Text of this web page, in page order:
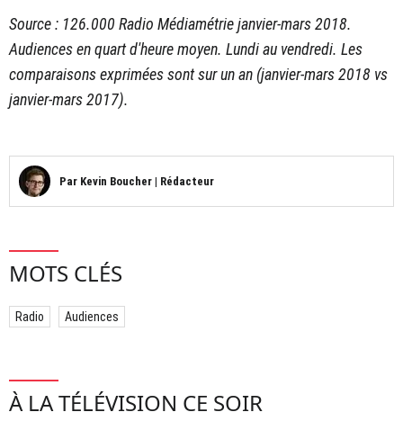
Source : 126.000 Radio Médiamétrie janvier-mars 2018.
Audiences en quart d'heure moyen. Lundi au vendredi. Les
comparaisons exprimées sont sur un an (janvier-mars 2018 vs
janvier-mars 2017).
Par Kevin Boucher | Rédacteur
MOTS CLÉS
Radio Audiences
À LA TÉLÉVISION CE SOIR